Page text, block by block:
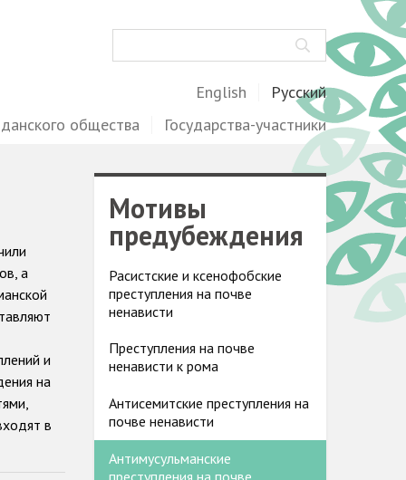
English
Русский
общества
Государства-участники
а
и
на
в
Мотивы
предубеждения
Расистские и ксенофобские
преступления на почве
ненависти
Преступления на почве
ненависти к рома
Антисемитские преступления на
почве ненависти
Антимусульманские
преступления на почве